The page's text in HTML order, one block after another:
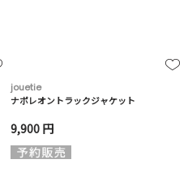
jouetie
ナポレオントラックジャケット
9,900 円